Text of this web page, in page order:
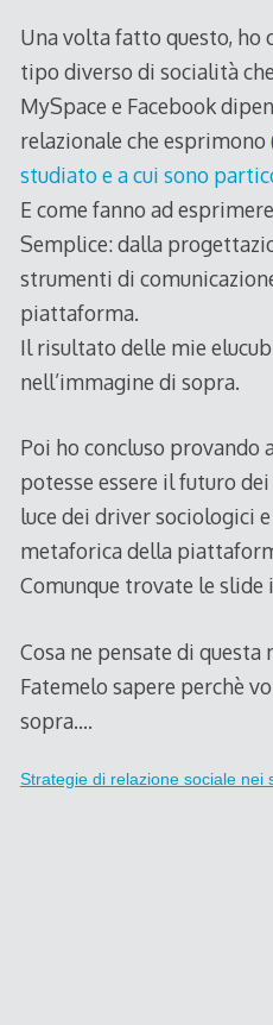
Una volta fatto questo, ho
tipo diverso di socialità
MySpace e Facebook
relazionale che esprimono
studiato e a cui sono
E come fanno ad
Semplice: dalla
strumenti di
piattaforma.
Il risultato delle mie
nell’immagine di sopra.
Poi ho concluso provando
potesse essere il futuro
luce dei driver sociologici
metaforica della
Comunque trovate le slide
Cosa ne pensate di questa
Fatemelo sapere perchè
sopra….
Strategie di relazione sociale nei